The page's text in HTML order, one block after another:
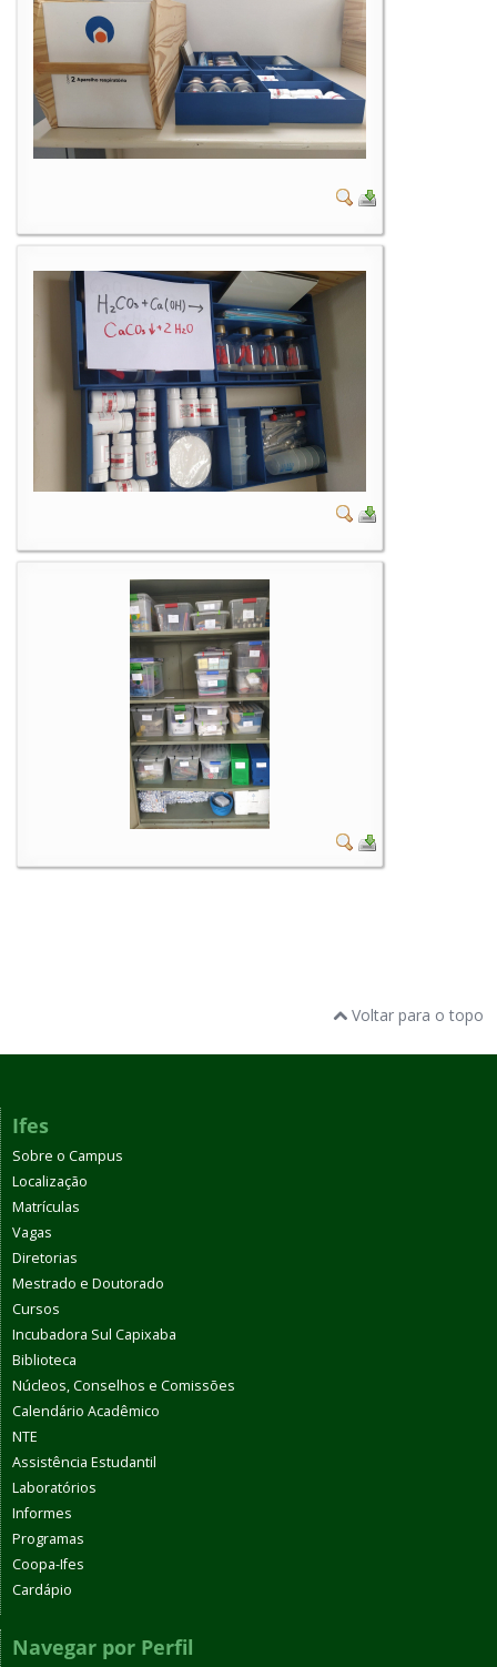
Voltar para o topo
Ifes
Sobre o Campus
Localização
Matrículas
Vagas
Diretorias
Mestrado e Doutorado
Cursos
Incubadora Sul Capixaba
Biblioteca
Núcleos, Conselhos e Comissões
Calendário Acadêmico
NTE
Assistência Estudantil
Laboratórios
Informes
Programas
Coopa-Ifes
Cardápio
Navegar por Perfil